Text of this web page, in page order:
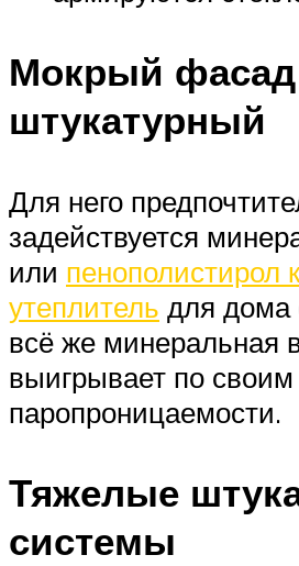
Мокрый фасад
штукатурный
Для него
задействуется
или пенополистирол
утеплитель для дома
всё же минеральная
выигрывает по
паропроницаемости.
Тяжелые
системы